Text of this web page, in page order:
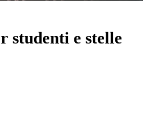
studenti e stelle